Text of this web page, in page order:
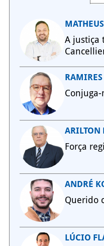
A justiça
Conjuga-
ARILTON
Força
ANDRÉ
Querido
LÚCIO